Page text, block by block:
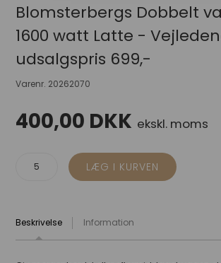
Blomsterbergs Dobbelt
1600 watt Latte -
udsalgspris 699,-
Varenr. 20262070
400,00 DKK ekskl. moms
Beskrivelse Information